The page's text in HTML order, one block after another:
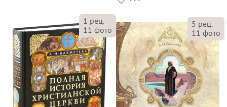
1 рец.
11 фото
5 рец.
11 фото